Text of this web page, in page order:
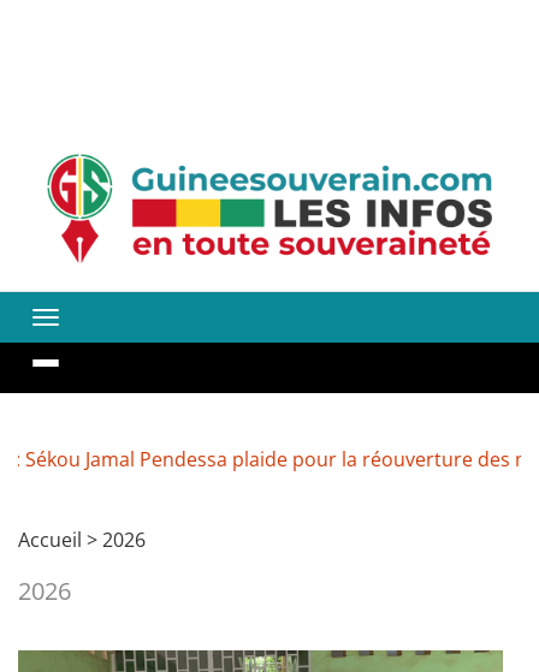
Pendessa plaide pour la réouverture des médias
Accueil >2026
2026